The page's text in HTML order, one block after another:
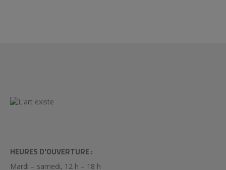
HEURES D'OUVERTURE :
Mardi – samedi, 12 h – 18 h